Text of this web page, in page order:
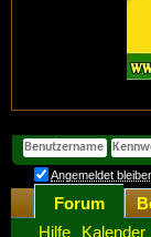
Angemeldet
Forum
Hilfe
Kalender